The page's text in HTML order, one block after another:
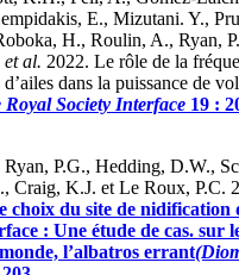
E., Mizutani. Y.,
H., Roulin, A., Ryan,
et al. 2022. Le rôle de la
dans la puissance de
Society Interface 19 :
P.G., Hedding, D.W.,
Craig, K.J. et Le Roux, P.C.
choix du site de nidification
: Une étude de cas. sur
l’albatros errant